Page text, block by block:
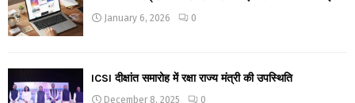
January 6, 2026 0
ICSI दीक्षांत समारोह में रक्षा राज्य मंत्री की उपस्थिति
December 8, 2025 0